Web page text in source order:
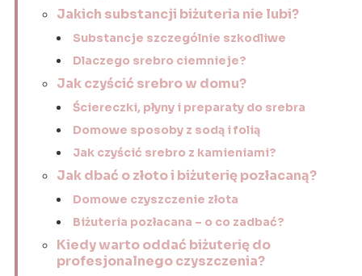
Jakich substancji biżuteria nie lubi?
Substancje szczególnie szkodliwe
Dlaczego srebro ciemnieje?
Jak czyścić srebro w domu?
Ściereczki, płyny i preparaty do srebra
Domowe sposoby z sodą i folią
Jak czyścić srebro z kamieniami?
Jak dbać o złoto i biżuterię pozłacaną?
Domowe czyszczenie złota
Biżuteria pozłacana – o co zadbać?
Kiedy warto oddać biżuterię do
profesjonalnego czyszczenia?